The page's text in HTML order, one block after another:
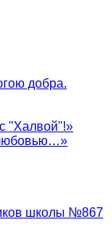
добра.
"Халвой"!»
школы №867